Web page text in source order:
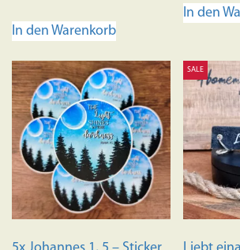
In den Warenkorb
In den
SALE